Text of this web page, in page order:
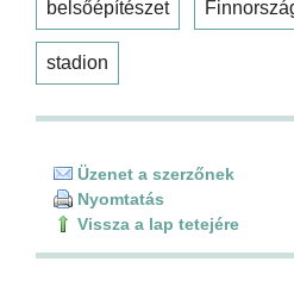
belsőépítészet
stadion
Üzenet a szerzőnek
Nyomtatás
Vissza a lap tetejére